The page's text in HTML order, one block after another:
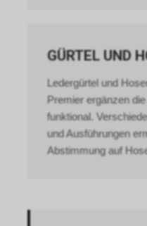
GÜRTEL UND
Ledergürtel und
Premier ergänzen
funktional.
und Ausführungen
Abstimmung auf